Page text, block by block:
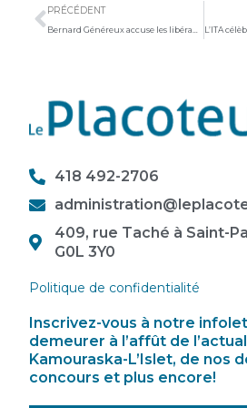
PRÉCÉDENT
418 492-2706
409, rue Taché à Saint-
G0L 3Y0
Politique de confidentialité
Inscrivez-vous à notre
demeurer à l’affût de
Kamouraska-L’Islet, de nos
concours et plus encore!